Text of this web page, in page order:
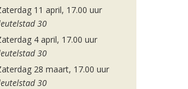
11 april, 17.00 uur
30
4 april, 17.00 uur
30
28 maart, 17.00 uur
30